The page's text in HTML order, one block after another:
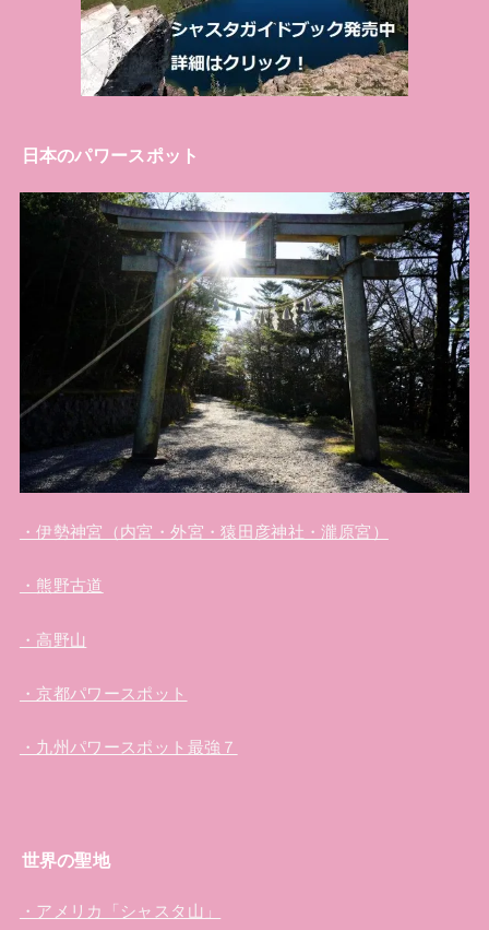
日本のパワースポット
・伊勢神宮（内宮・外宮・猿田彦神社・瀧原宮）
・熊野古道
・高野山
・京都パワースポット
・九州パワースポット最強７
世界の聖地
・アメリカ「シャスタ山」